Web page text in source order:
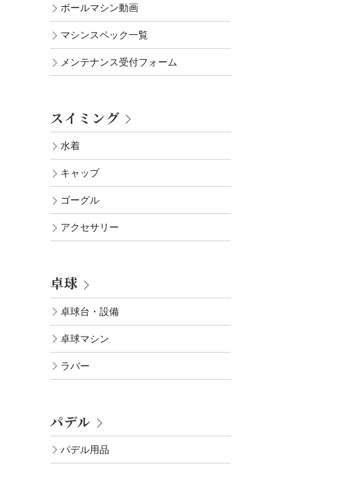
ボールマシン動画
マシンスペック一覧
メンテナンス受付フォーム
スイミング
水着
キャップ
ゴーグル
アクセサリー
卓球
卓球台・設備
卓球マシン
ラバー
パデル
パデル用品